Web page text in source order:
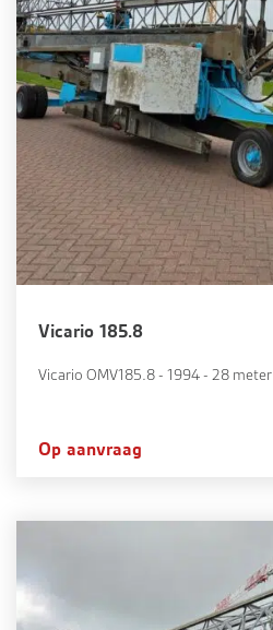
Vicario 185.8
Vicario OMV185.8 - 1994 - 28 meter
Op aanvraag